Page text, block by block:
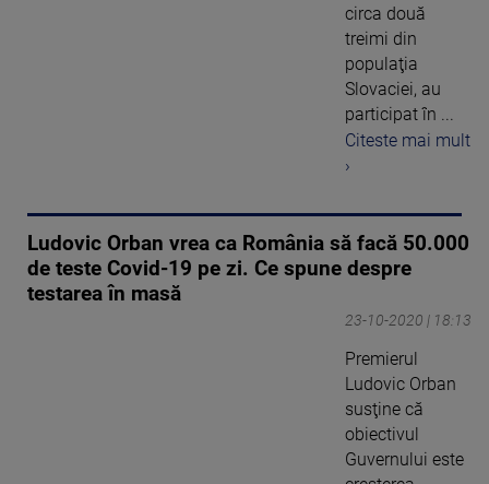
circa două
treimi din
populaţia
Slovaciei, au
participat în ...
Citeste mai mult
›
Ludovic Orban vrea ca România să facă 50.000
de teste Covid-19 pe zi. Ce spune despre
testarea în masă
23-10-2020 | 18:13
Premierul
Ludovic Orban
susţine că
obiectivul
Guvernului este